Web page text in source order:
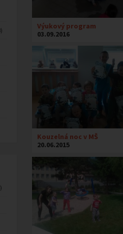
Výukový program
03.09.2016
Kouzelná noc v MŠ
20.06.2015